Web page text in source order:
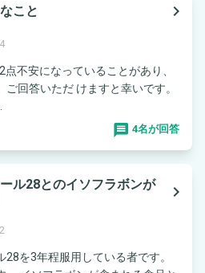
こと
navigate_next
不安になっていることがあり、
回答いただ けますと幸いです。
4名が回答
ル28とのイソフラボンが
navigate_next
を3年程服用している者です。